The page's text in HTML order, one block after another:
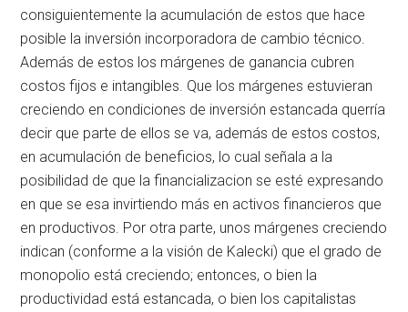
consiguientemente la acumulación de estos que hace
posible la inversión incorporadora de cambio técnico.
Además de estos los márgenes de ganancia cubren
costos fijos e intangibles. Que los márgenes estuvieran
creciendo en condiciones de inversión estancada querría
decir que parte de ellos se va, además de estos costos,
en acumulación de beneficios, lo cual señala a la
posibilidad de que la financializacion se esté expresando
en que se esa invirtiendo más en activos financieros que
en productivos. Por otra parte, unos márgenes creciendo
indican (conforme a la visión de Kalecki) que el grado de
monopolio está creciendo; entonces, o bien la
productividad está estancada, o bien los capitalistas